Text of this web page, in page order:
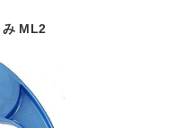
み ML2